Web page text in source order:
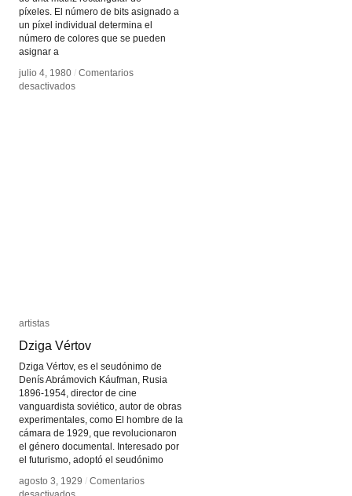
píxeles. El número de bits asignado a
un píxel individual determina el
número de colores que se pueden
asignar a
julio 4, 1980 / Comentarios
desactivadosen
julio 4, 1980 / Comentarios
desactivadosen
artistas
Dziga Vértov
Dziga Vértov, es el seudónimo de
Denís Abrámovich Káufman, Rusia
1896-1954, director de cine
vanguardista soviético, autor de obras
experimentales, como El hombre de la
cámara de 1929, que revolucionaron
el género documental. Interesado por
el futurismo, adoptó el seudónimo
agosto 3, 1929 / Comentarios
en
artistas
Dziga Vértov
agosto 3, 1929 / Comentarios
en